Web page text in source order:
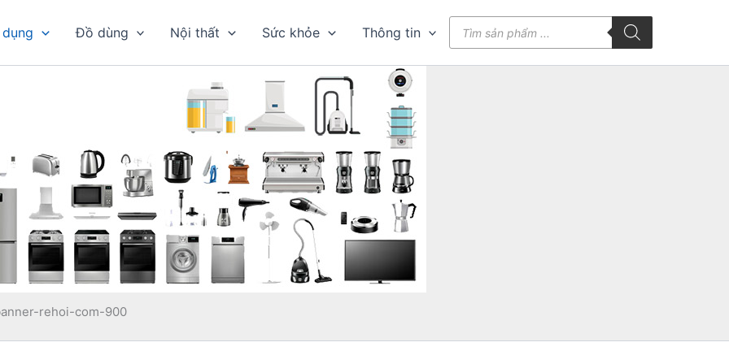
Đồ dùng Nội thất Sức khỏe Thông tin
kiếm
rehoi-com-900